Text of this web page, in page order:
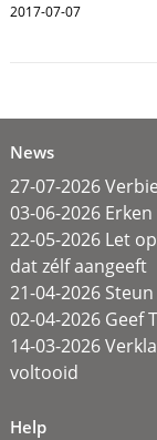
2017-07-07
News
27-07-2026
03-06-2026
22-05-2026 Let
dat zélf aangeeft
21-04-2026
02-04-2026 Geef
14-03-2026
voltooid
Help